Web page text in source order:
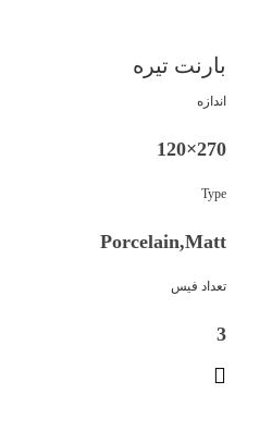
بارنت تیره
اندازه
270×120
Type
Porcelain,Matt
تعداد فیس
3